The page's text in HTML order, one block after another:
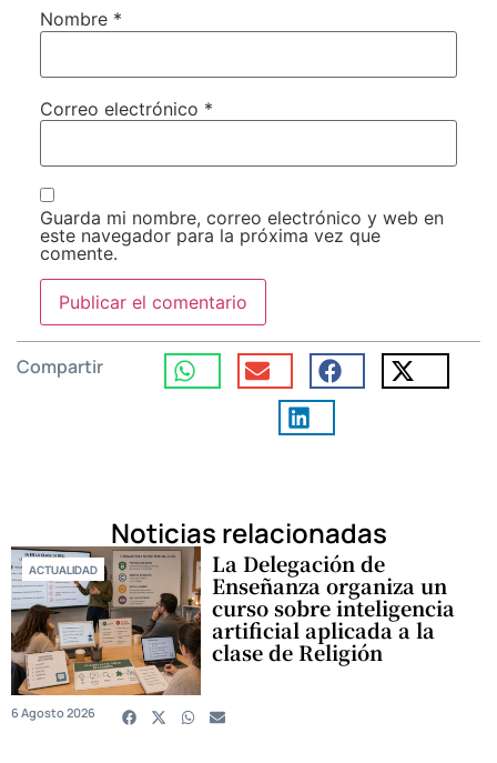
Nombre *
Correo electrónico *
Guarda mi nombre, correo electrónico y web en
este navegador para la próxima vez que
comente.
Compartir
Noticias relacionadas
ACTUALIDAD La Delegación de
Enseñanza organiza un
curso sobre inteligencia
artificial aplicada a la
clase de Religión
6 Agosto 2026